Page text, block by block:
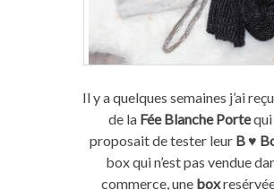
Il y a quelques semaines j’ai
de la Fée Blanche Portequi
proposait de tester leur B ♥
box qui n’est pas vendue
commerce, une box